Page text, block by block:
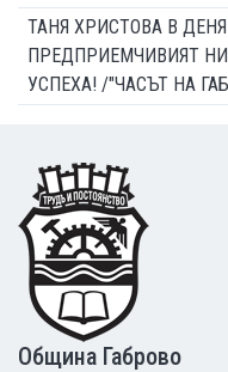
ТАНЯ ХРИСТОВА В
ПРЕДПРИЕМЧИВИЯТ
УСПЕХА! /"ЧАСЪТ НА
Footer
Община Габрово